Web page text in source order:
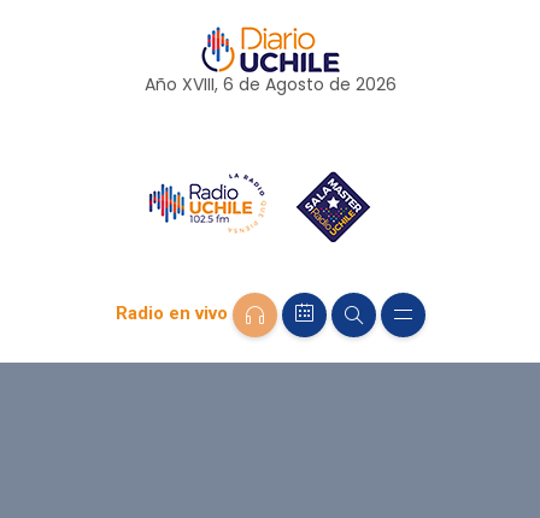
Año XVIII, 6 de Agosto de 2026
Radio en vivo